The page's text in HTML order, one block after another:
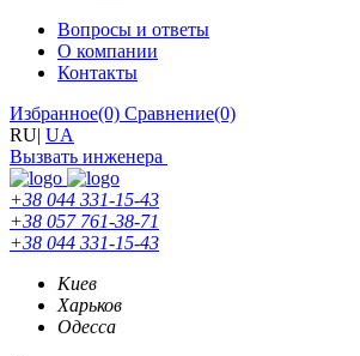
Вопросы и ответы
О компании
Контакты
Избранное(0) Сравнение(0)
RU| UA
Вызвать инженера
+38 044 331-15-43
+38 057 761-38-71
+38 044 331-15-43
Киев
Харьков
Одесса